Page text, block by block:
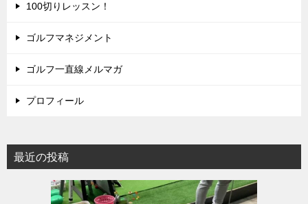
100切りレッスン！
ゴルフマネジメント
ゴルフ一直線メルマガ
プロフィール
最近の投稿